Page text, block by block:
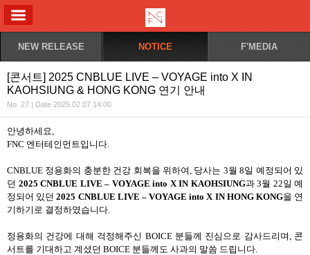
NEW RELEASE NOTICE F'MEDIA
[콘서트] 2025 CNBLUE LIVE – VOYAGE into X IN
KAOHSIUNG & HONG KONG 연기 안내
No. 27 | Date 2025.02.07 14:00
안녕하세요,
FNC 엔터테인먼트입니다.
CNBLUE 정용화의 충분한 건강 회복을 위하여, 당사는 3월 8일 예정되어 있
던 2025 CNBLUE LIVE – VOYAGE into X IN KAOHSIUNG과3월 22일 예
정되어 있던2025 CNBLUE LIVE – VOYAGE into X IN HONG KONG을 연
기하기로 결정하였습니다.
정용화의 건강에 대해 걱정해주신 BOICE 분들께 진심으로 감사드리며, 콘
서트를 기대하고 계셨던 BOICE 분들께도 사과의 말씀 드립니다.